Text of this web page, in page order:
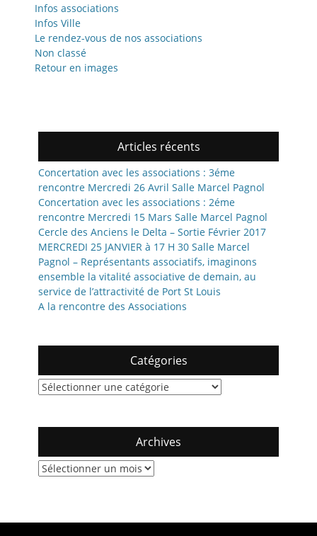
Infos associations
Infos Ville
Le rendez-vous de nos associations
Non classé
Retour en images
Articles récents
Concertation avec les associations : 3éme
rencontre Mercredi 26 Avril Salle Marcel Pagnol
Concertation avec les associations : 2éme
rencontre Mercredi 15 Mars Salle Marcel Pagnol
Cercle des Anciens le Delta – Sortie Février 2017
MERCREDI 25 JANVIER à 17 H 30 Salle Marcel
Pagnol – Représentants associatifs, imaginons
ensemble la vitalité associative de demain, au
service de l’attractivité de Port St Louis
A la rencontre des Associations
Catégories
Catégories
Archives
Archives